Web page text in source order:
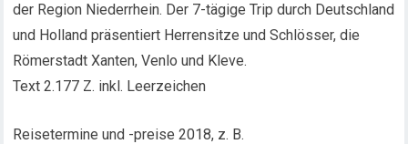
der Region Niederrhein. Der 7-tägige Trip durch Deutschland
und Holland präsentiert Herrensitze und Schlösser, die
Römerstadt Xanten, Venlo und Kleve.
Text 2.177 Z. inkl. Leerzeichen
Reisetermine und -preise 2018, z. B.